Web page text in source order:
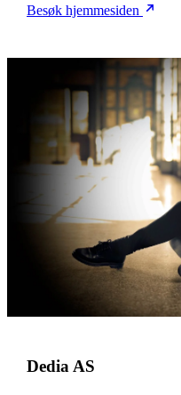
Besøk hjemmesiden
Dedia AS